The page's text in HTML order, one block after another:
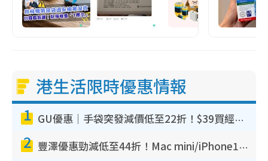
港生活限時優惠情報
1 GU優惠｜手袋突發減價低至22折！$39買經典波士頓包/餃子袋！飾物同步減價$29起！
2 豐澤優惠勁減低至44折！Mac mini/iPhone17Pro大減價！廚房家電$220起